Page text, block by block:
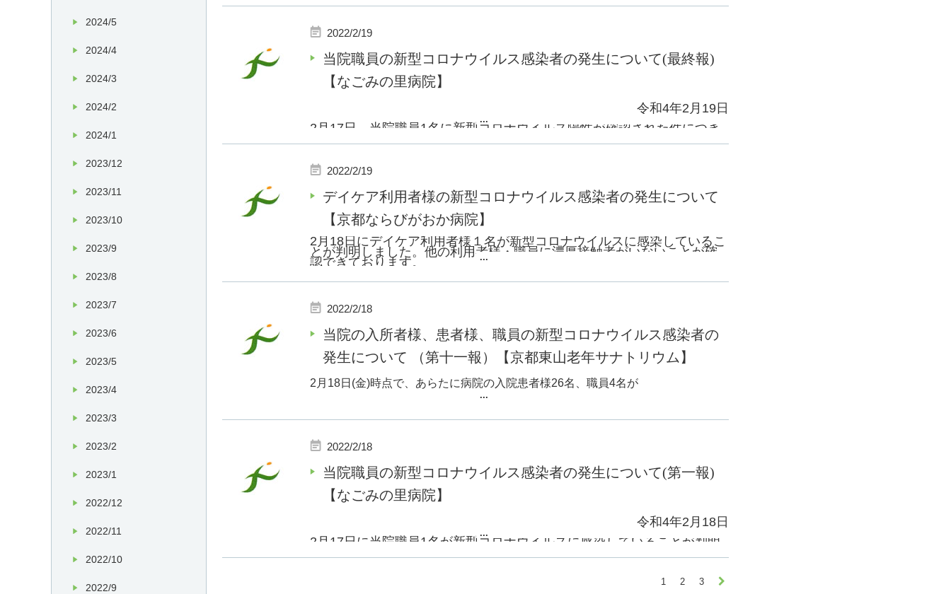
検査結果等続報につきましては、随時ホームページにてお知らせ致し
ます。
当院は、引き続き感染拡大防止に全力で努めてまいります。
2022/2/19
当院職員の新型コロナウイルス感染者の発生について(最終報)
【なごみの里病院】
令和4年2月19日
2月17日、 当院職員1名に新型コロナウイルス陽性が確認された件につき
まして、
昨日当該病棟の患者様全員のPCR検査結果が陰性であったことをお伝え
させて
頂きましたが、 職員につきましても本日全員のPCR検査結果が陰性であ
ることが
判明いたしましたので、ご報告致します。
当院は引き続き全力で感染対策に取り組んでまいります。
...
2022/2/19
デイケア利用者様の新型コロナウイルス感染者の発生について
【京都ならびがおか病院】
2月18日にデイケア利用者様１名が新型コロナウイルスに感染しているこ
とが判明しました。他の利用者様・職員に濃厚接触者がいないことが確
認できております。
当院は引き続き感染拡大防止に全力で努めてまいります。
...
2022/2/18
当院の入所者様、患者様、職員の新型コロナウイルス感染者の
発生について （第十一報）【京都東山老年サナトリウム】
2 月 18日 (金)時点で、あらたに病院の入院患者様26名、職員4名が
新型コロナウイルス陽性であることが確認されました。
京都市の指導の下、対応を進めております。
検査結果等続報につきましては、随時ホームページにてお知らせ致します。
...
2022/2/18
当院職員の新型コロナウイルス感染者の発生について(第一報)
【なごみの里病院】
令和4年2月18日
2月17日に当院職員1名が新型コロナウイルスに感染していることが判明
しました。
...
1 2 3 
2024/5
2024/4
2024/3
2024/2
2024/1
2023/12
2023/11
2023/10
2023/9
2023/8
2023/7
2023/6
2023/5
2023/4
2023/3
2023/2
2023/1
2022/12
2022/11
2022/10
2022/9